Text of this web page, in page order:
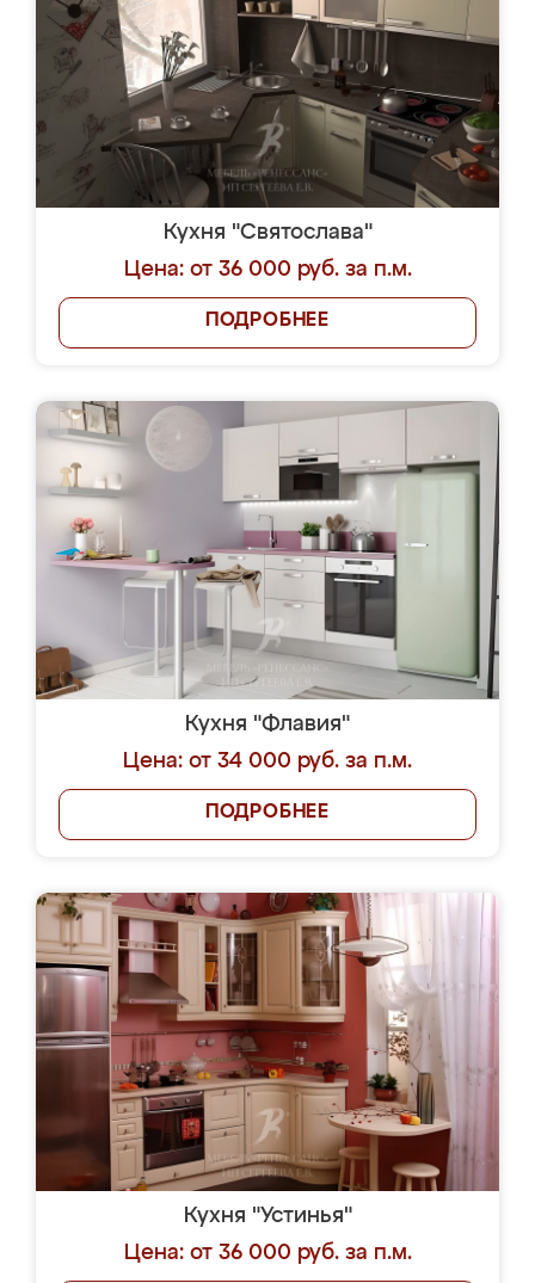
Кухня "Святослава"
Цена: от 36 000 руб. за п.м.
ПОДРОБНЕЕ
Кухня "Флавия"
Цена: от 34 000 руб. за п.м.
ПОДРОБНЕЕ
Кухня "Устинья"
Цена: от 36 000 руб. за п.м.